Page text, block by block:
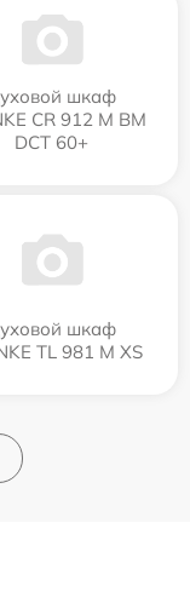
шкаф
CR 912 M BM
DCT 60+
шкаф
TL 981 M XS